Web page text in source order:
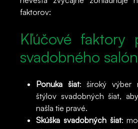
faktorov:
Kľúčové faktory
svadobného
Ponuka šiat: široký výber
štýlov svadobných šiat,
našla tie pravé.
Skúška svadobných šiat: